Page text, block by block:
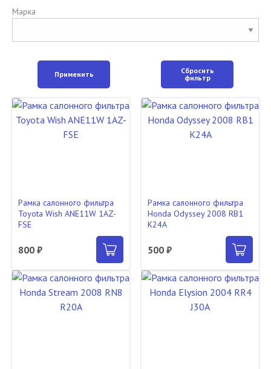
Марка
Применить
Сбросить
фильтр
Рамка салонного фильтра
Toyota Wish ANE11W 1AZ-
FSE
800 ₽
Рамка салонного фильтра
Honda Odyssey 2008 RB1
K24A
500 ₽